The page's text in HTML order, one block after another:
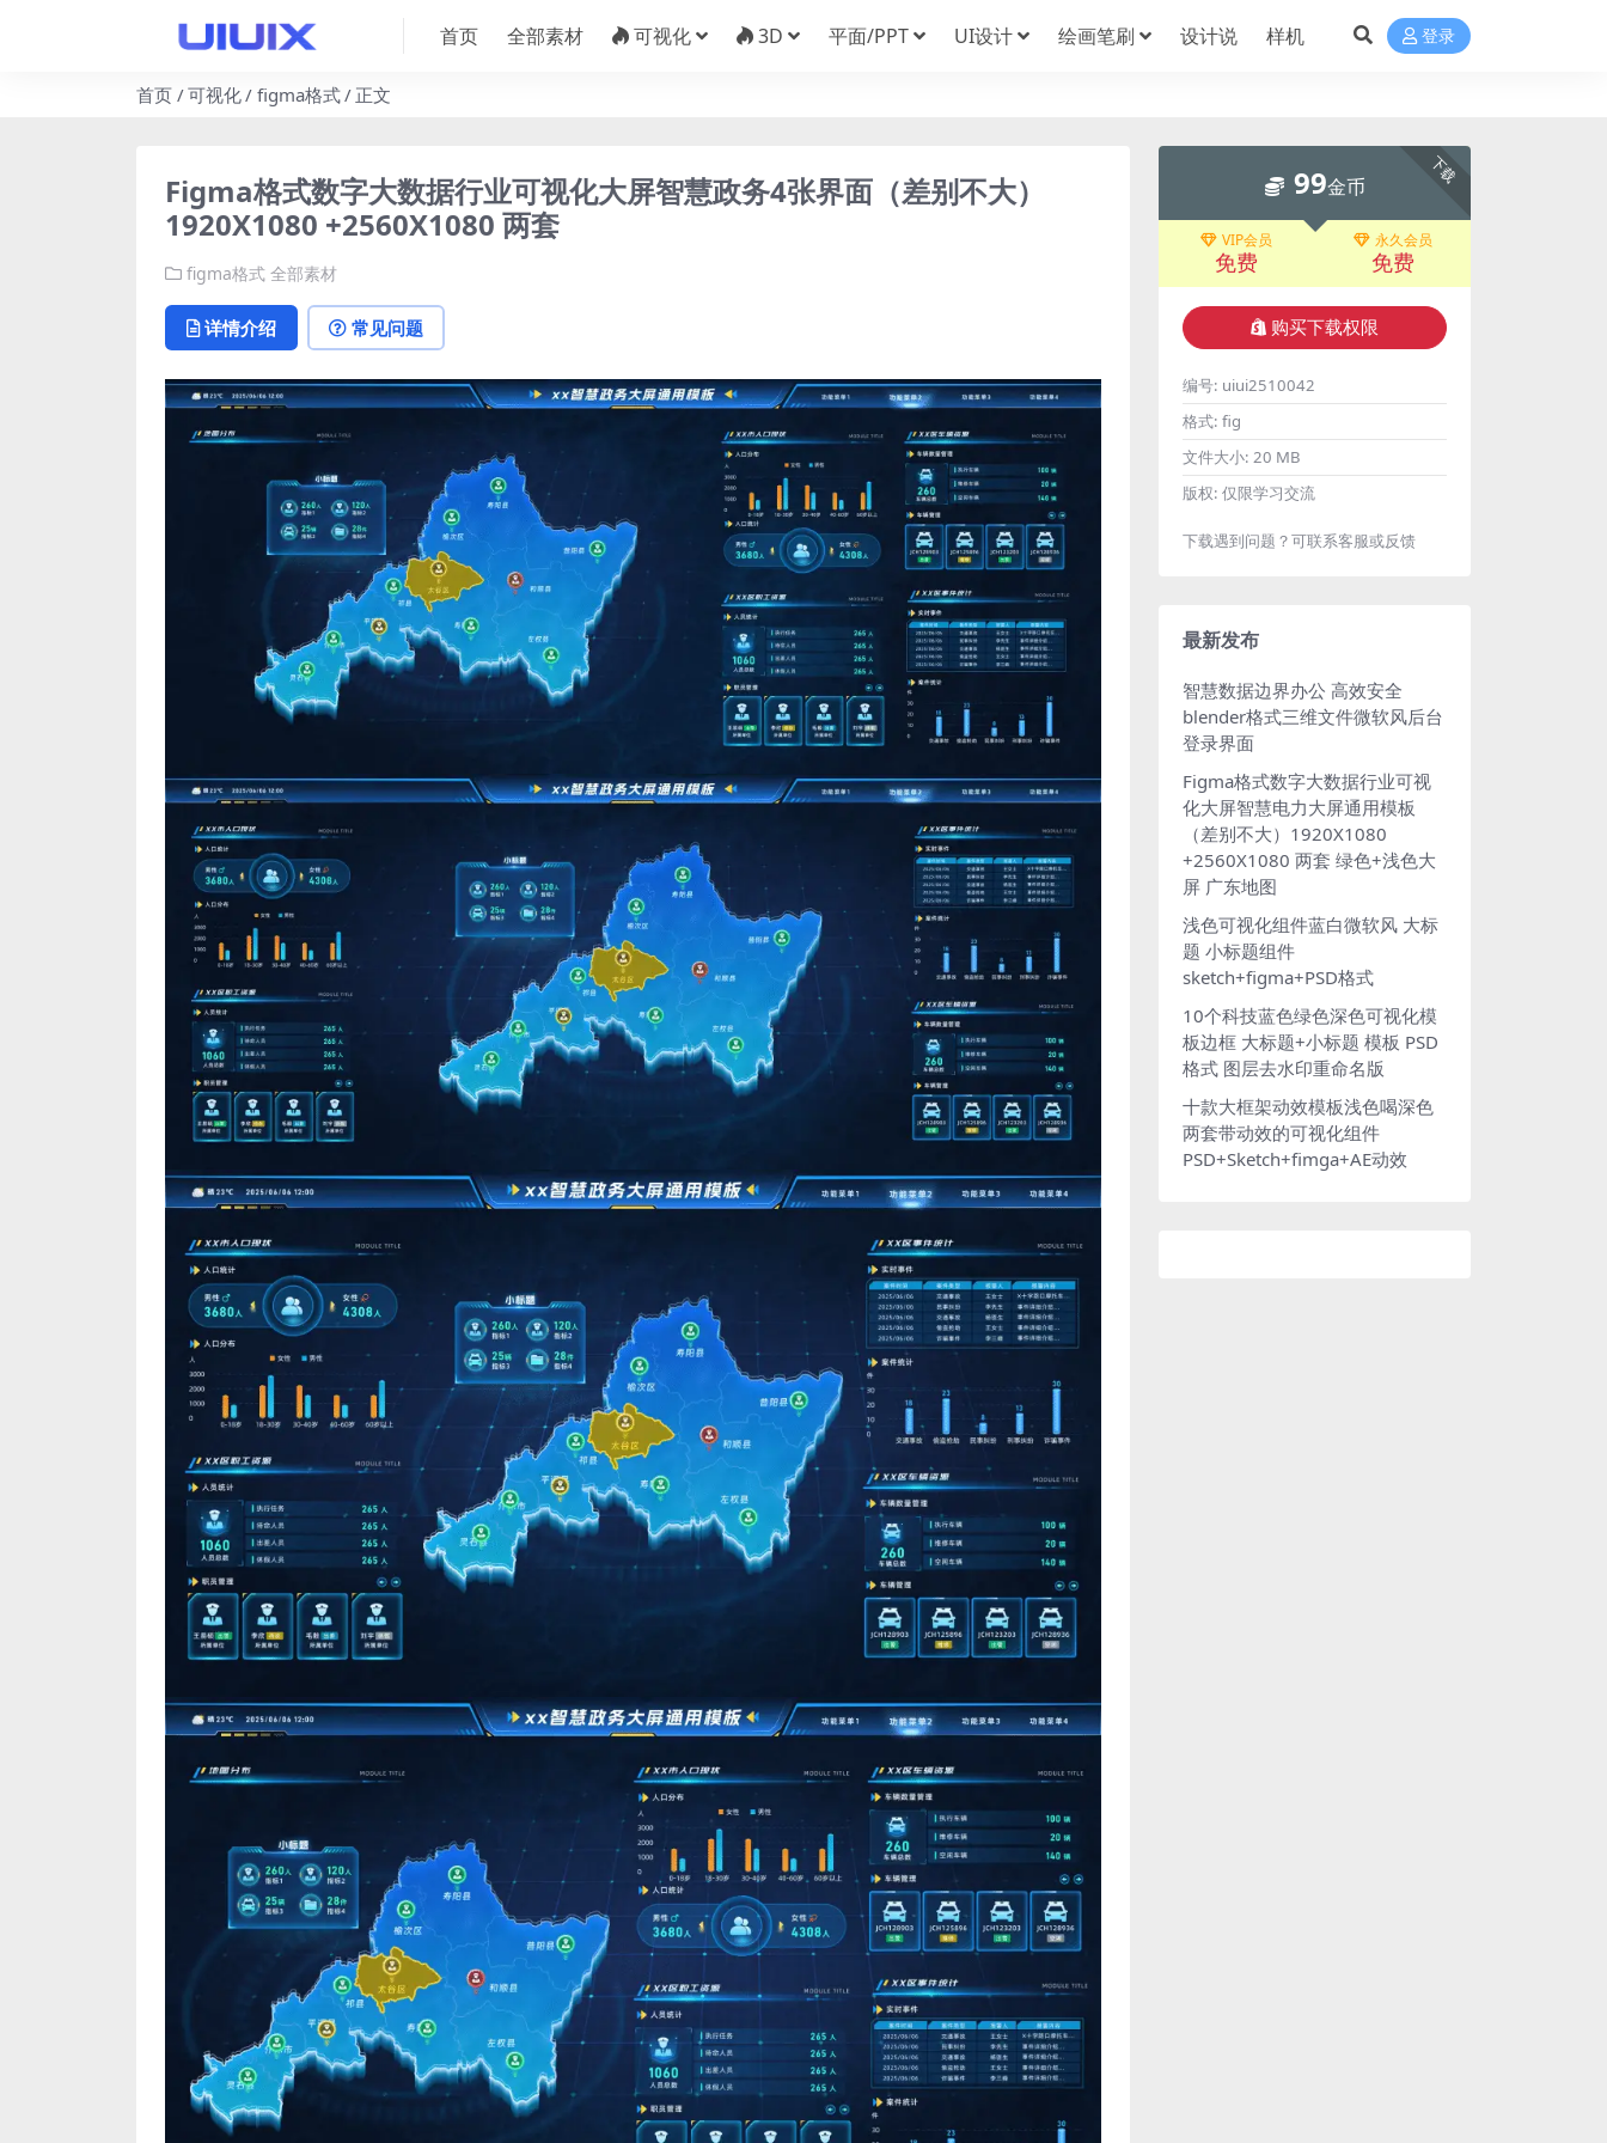
首页 全部素材 可视化 3D 平面/PPT UI设计 绘画笔刷 设计说 样机 登录
首页 可视化 figma格式 正文
Figma格式数字大数据行业可视化大屏智慧政务4张界面（差别不大）
1920X1080 +2560X1080 两套
figma格式 全部素材
详情介绍 常见问题
下载
99金币
VIP会员
免费
永久会员
免费
购买下载权限
编号: uiui2510042
格式: fig
文件大小: 20 MB
版权: 仅限学习交流
下载遇到问题？可联系客服或反馈
最新发布
智慧数据边界办公 高效安全
blender格式三维文件微软风后台
登录界面
Figma格式数字大数据行业可视
化大屏智慧电力大屏通用模板
（差别不大）1920X1080
+2560X1080 两套 绿色+浅色大
屏 广东地图
浅色可视化组件蓝白微软风 大标
题 小标题组件
sketch+figma+PSD格式
10个科技蓝色绿色深色可视化模
板边框 大标题+小标题 模板 PSD
格式 图层去水印重命名版
十款大框架动效模板浅色喝深色
两套带动效的可视化组件
PSD+Sketch+fimga+AE动效